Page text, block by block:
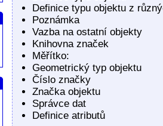
Definice typu objektu z
Poznámka
Vazba na ostatní objekty
Knihovna značek
Měřítko:
Geometrický typ objektu
Číslo značky
Značka objektu
Správce dat
Definice atributů